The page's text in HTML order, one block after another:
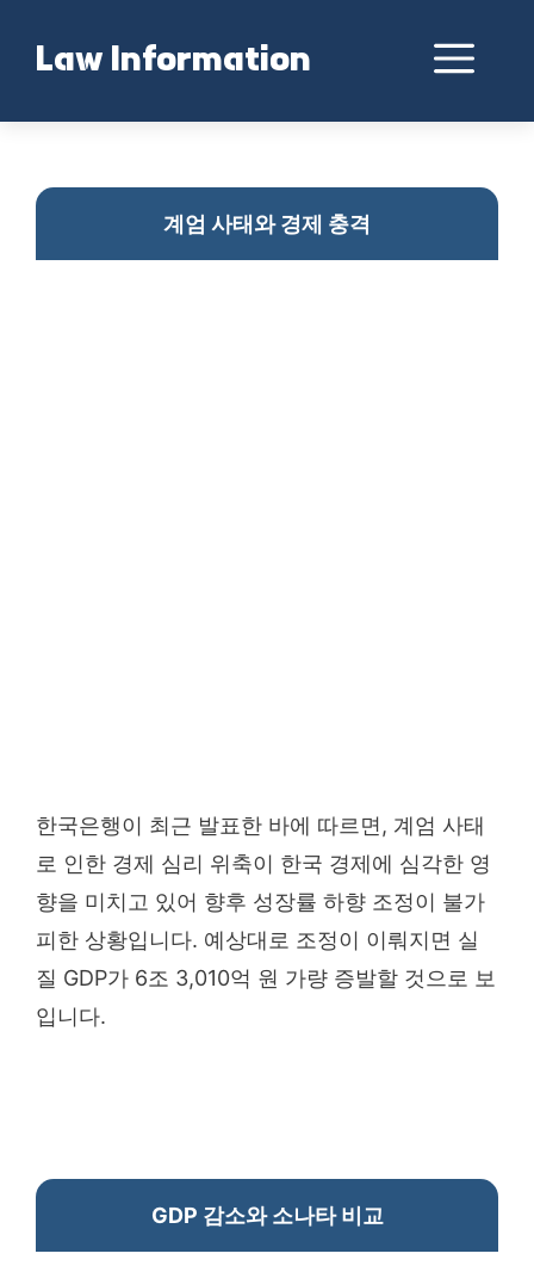
contentLaw Information
계엄 사태와 경제 충격
한국은행이 최근 발표한 바에 따르면, 계엄 사태
로 인한 경제 심리 위축이 한국 경제에 심각한 영
향을 미치고 있어 향후 성장률 하향 조정이 불가
피한 상황입니다. 예상대로 조정이 이뤄지면 실
질 GDP가 6조 3,010억 원 가량 증발할 것으로 보
입니다.
GDP 감소와 소나타 비교